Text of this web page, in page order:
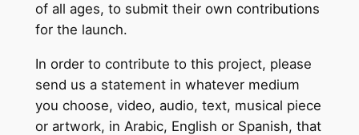
of all ages, to submit their own contributions
for the launch.
In order to contribute to this project, please
send us a statement in whatever medium
you choose, video, audio, text, musical piece
or artwork, in Arabic, English or Spanish, that